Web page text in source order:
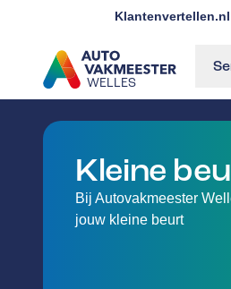
Klantenvertellen.nl
WELLES
GA NAAR DE HOMEPAGINA
Kleine
Bij Autovakmeester
jouw kleine beurt